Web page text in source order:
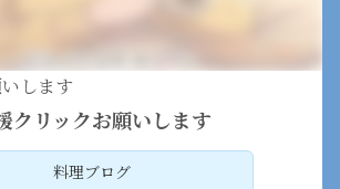
します
クリックお願いします
料理ブログ